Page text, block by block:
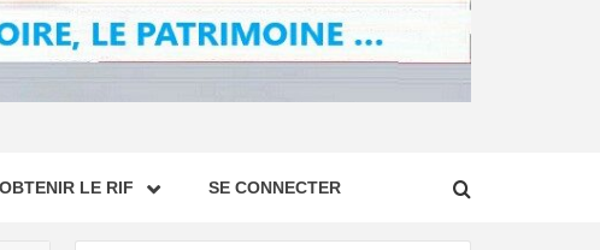
OBTENIR LE RIF SE CONNECTER